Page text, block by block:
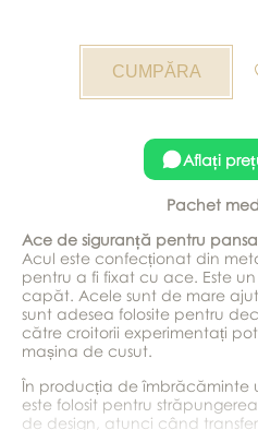
Aflați
Pachet
Ace de siguranță pentru
Acul este confecționat din
pentru a fi fixat cu ace. Este
capăt. Acele sunt de mare
sunt adesea folosite pentru
către croitorii experimentați
mașina de cusut.
În producția de îmbrăcăminte
este folosit pentru
de design, atunci când